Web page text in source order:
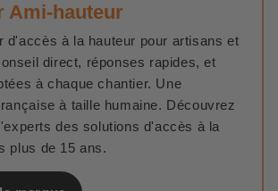
Ami-hauteur
d'accès à la hauteur pour artisans et
direct, réponses rapides, et
à chaque chantier. Une
à taille humaine. Découvrez
des solutions d'accès à la
plus de 15 ans.